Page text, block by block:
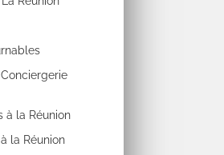
à la Réunion
la Réunion